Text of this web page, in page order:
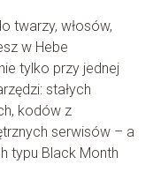
twarzy, włosów,
w Hebe
tylko przy jednej
stałych
kodów z
serwisów – a
typu Black Month